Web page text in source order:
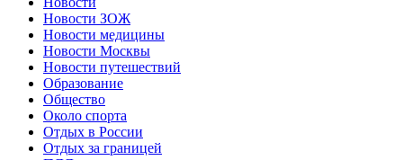
Новости ЗОЖ
Новости медицины
Новости Москвы
Новости путешествий
Образование
Общество
Около спорта
Отдых в России
Отдых за границей